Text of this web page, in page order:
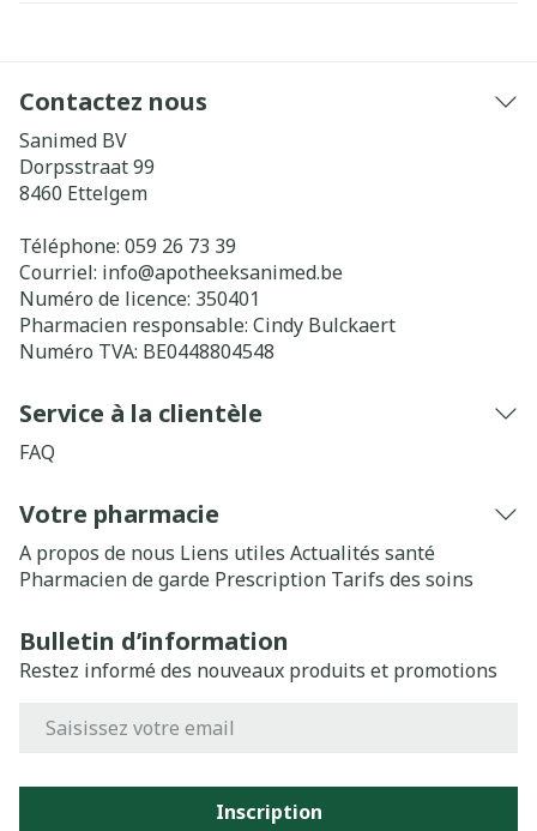
Contactez nous
Sanimed BV
Dorpsstraat 99
8460 Ettelgem
Téléphone: 059 26 73 39
Courriel: info@apotheeksanimed.be
Numéro de licence: 350401
Pharmacien responsable: Cindy Bulckaert
Numéro TVA: BE0448804548
Service à la clientèle
FAQ
Votre pharmacie
A propos de nous Liens utiles Actualités santé
Pharmacien de garde Prescription Tarifs des soins
Bulletin d’information
Restez informé des nouveaux produits et promotions
Inscription